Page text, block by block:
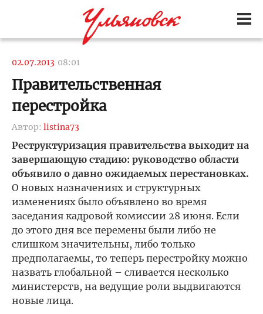
02.07.2013 08:01
Правительственная
перестройка
Автор: listina73
Реструктуризация правительства выходит на
завершающую стадию: руководство области
объявило о давно ожидаемых перестановках.
О новых назначениях и структурных
изменениях было объявлено во время
заседания кадровой комиссии 28 июня. Если
до этого дня все перемены были либо не
слишком значительны, либо только
предполагаемы, то теперь перестройку можно
назвать глобальной – сливается несколько
министерств, на ведущие роли выдвигаются
новые лица.